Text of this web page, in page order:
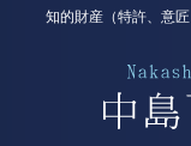
知的財産（特許、意